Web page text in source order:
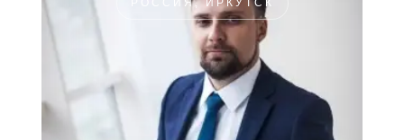
РОССИЯ, ИРКУТСК